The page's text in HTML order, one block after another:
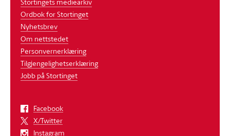
Stortingets mediearkiv
Ordbok for Stortinget
Nyhetsbrev
Om nettstedet
Personvernerklæring
Tilgjengelighetserklæring
Jobb på Stortinget
Facebook
X/Twitter
Instagram